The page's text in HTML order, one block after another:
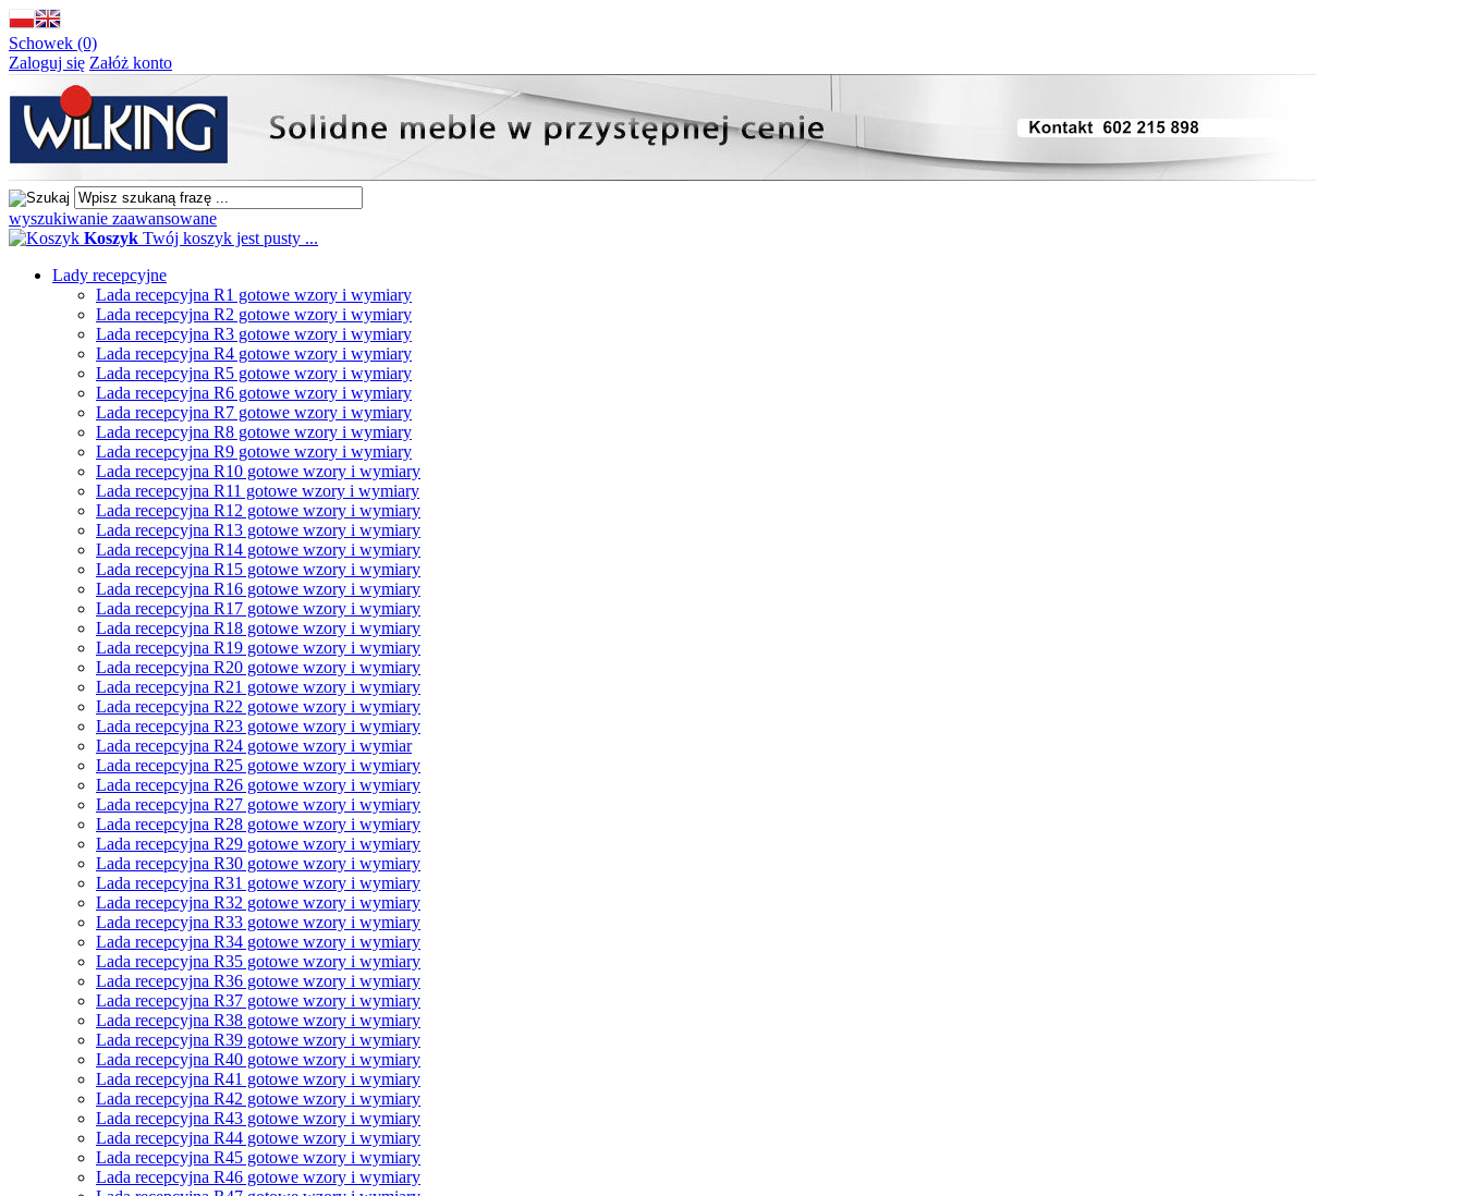
Schowek (0)
Zaloguj się Załóż konto
wyszukiwanie zaawansowane
Koszyk Twój koszyk jest pusty ...
Lady recepcyjne
Lada recepcyjna R1 gotowe wzory i wymiary
Lada recepcyjna R2 gotowe wzory i wymiary
Lada recepcyjna R3 gotowe wzory i wymiary
Lada recepcyjna R4 gotowe wzory i wymiary
Lada recepcyjna R5 gotowe wzory i wymiary
Lada recepcyjna R6 gotowe wzory i wymiary
Lada recepcyjna R7 gotowe wzory i wymiary
Lada recepcyjna R8 gotowe wzory i wymiary
Lada recepcyjna R9 gotowe wzory i wymiary
Lada recepcyjna R10 gotowe wzory i wymiary
Lada recepcyjna R11 gotowe wzory i wymiary
Lada recepcyjna R12 gotowe wzory i wymiary
Lada recepcyjna R13 gotowe wzory i wymiary
Lada recepcyjna R14 gotowe wzory i wymiary
Lada recepcyjna R15 gotowe wzory i wymiary
Lada recepcyjna R16 gotowe wzory i wymiary
Lada recepcyjna R17 gotowe wzory i wymiary
Lada recepcyjna R18 gotowe wzory i wymiary
Lada recepcyjna R19 gotowe wzory i wymiary
Lada recepcyjna R20 gotowe wzory i wymiary
Lada recepcyjna R21 gotowe wzory i wymiary
Lada recepcyjna R22 gotowe wzory i wymiary
Lada recepcyjna R23 gotowe wzory i wymiary
Lada recepcyjna R24 gotowe wzory i wymiar
Lada recepcyjna R25 gotowe wzory i wymiary
Lada recepcyjna R26 gotowe wzory i wymiary
Lada recepcyjna R27 gotowe wzory i wymiary
Lada recepcyjna R28 gotowe wzory i wymiary
Lada recepcyjna R29 gotowe wzory i wymiary
Lada recepcyjna R30 gotowe wzory i wymiary
Lada recepcyjna R31 gotowe wzory i wymiary
Lada recepcyjna R32 gotowe wzory i wymiary
Lada recepcyjna R33 gotowe wzory i wymiary
Lada recepcyjna R34 gotowe wzory i wymiary
Lada recepcyjna R35 gotowe wzory i wymiary
Lada recepcyjna R36 gotowe wzory i wymiary
Lada recepcyjna R37 gotowe wzory i wymiary
Lada recepcyjna R38 gotowe wzory i wymiary
Lada recepcyjna R39 gotowe wzory i wymiary
Lada recepcyjna R40 gotowe wzory i wymiary
Lada recepcyjna R41 gotowe wzory i wymiary
Lada recepcyjna R42 gotowe wzory i wymiary
Lada recepcyjna R43 gotowe wzory i wymiary
Lada recepcyjna R44 gotowe wzory i wymiary
Lada recepcyjna R45 gotowe wzory i wymiary
Lada recepcyjna R46 gotowe wzory i wymiary